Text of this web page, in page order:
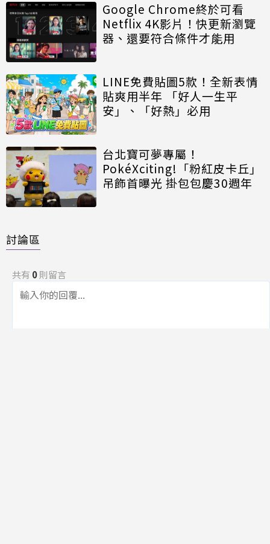
Google Chrome終於可看
Netflix 4K影片！快更新瀏覽
器、還要符合條件才能用
LINE免費貼圖5款！全新表情
貼爽用半年 「好人一生平
安」、「好熱」必用
台北寶可夢專屬！
PokéXciting!「粉紅皮卡丘」
吊飾首曝光 掛包包慶30週年
討論區
共有 0則留言